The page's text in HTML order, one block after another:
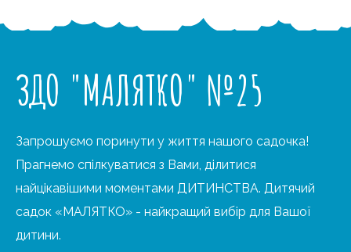
ЗДО "МАЛЯТКО" №25
Запрошуємо поринути у життя нашого садочка!
Прагнемо спілкуватися з Вами, ділитися
найцікавішими моментами ДИТИНСТВА. Дитячий
садок «МАЛЯТКО» - найкращий вибір для Вашої
дитини.